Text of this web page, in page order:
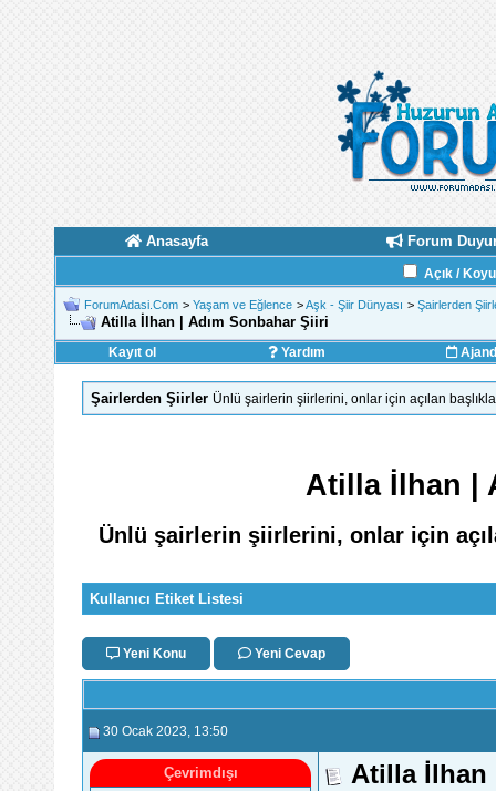
Anasayfa Forum
Açık /
ForumAdasi.Com > Yaşam ve Eğlence >Aşk - Şiir Dünyası > Şairlerden
Atilla İlhan | Adım Sonbahar Şiiri
Kayıt ol Yardım
Şairlerden Şiirler Ünlü şairlerin şiirlerini, onlar için açılan
Atilla İlhan |
Ünlü şairlerin şiirlerini, onlar için
Kullanıcı Etiket Listesi
Yeni Konu Yeni Cevap
30 Ocak 2023 , 13:50
Çevrimdışı Atilla İlhan